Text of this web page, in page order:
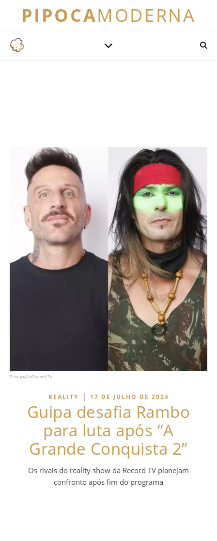
PIPOCAMODERNA
Divulgação/Record TV
REALITY | 17 DE JULHO DE 2024
Guipa desafia Rambo
para luta após “A
Grande Conquista 2”
Os rivais do reality show da Record TV planejam
confronto após fim do programa